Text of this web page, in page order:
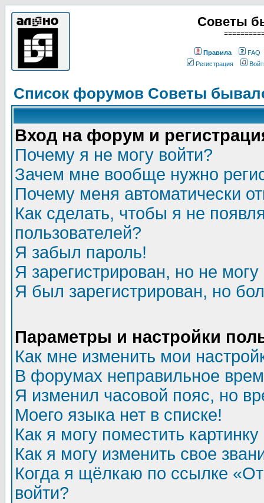
Советы
Правила
FAQ
Регистрация
Список форумов Советы
Вход на форум и
Почему я не могу войти?
Зачем мне вообще нужно
Почему меня автоматически
Как сделать, чтобы я не
пользователей?
Я забыл пароль!
Я зарегистрирован, но не могу
Я был зарегистрирован, но
Параметры и настройки
Как мне изменить мои
В форумах неправильное
Я изменил часовой пояс, но
Моего языка нет в списке!
Как я могу поместить
Как я могу изменить свое
Когда я щёлкаю по ссылке
войти?